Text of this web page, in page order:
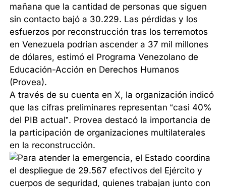
mañana que la cantidad de personas que siguen
sin contacto bajó a 30.229. Las pérdidas y los
esfuerzos por reconstrucción tras los terremotos
en Venezuela podrían ascender a 37 mil millones
de dólares, estimó el Programa Venezolano de
Educación-Acción en Derechos Humanos
(Provea).
A través de su cuenta en X, la organización indicó
que las cifras preliminares representan “casi 40%
del PIB actual”. Provea destacó la importancia de
la participación de organizaciones multilaterales
en la reconstrucción.